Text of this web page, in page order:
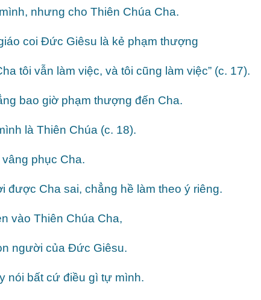
nhưng cho Thiên Chúa Cha.
coi Đức Giêsu là kẻ phạm thượng
tôi vẫn làm việc, và tôi cũng làm việc” (c. 17).
bao giờ phạm thượng đến Cha.
là Thiên Chúa (c. 18).
phục Cha.
được Cha sai, chẳng hề làm theo ý riêng.
vào Thiên Chúa Cha,
người của Đức Giêsu.
nói bất cứ điều gì tự mình.